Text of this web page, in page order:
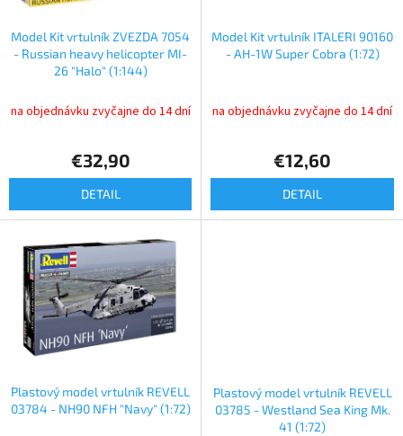
d
u
o
Model Kit vrtulník ZVEZDA 7054
- Russian heavy helicopter MI-
26 "Halo" (1:144)
na objednávku zvyčajne do 14 dní
€32,90
DETAIL
Model Kit vrtulník ITALERI 90160
- AH-1W Super Cobra (1:72)
na objednávku zvyčajne do 14 dní
€12,60
DETAIL
Plastový model vrtulník REVELL
03784 - NH90 NFH "Navy" (1:72)
Plastový model vrtulník REVELL
03785 - Westland Sea King Mk.
41 (1:72)